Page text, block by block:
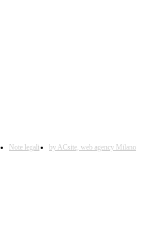
Note legali by ACsite, web agency Milano